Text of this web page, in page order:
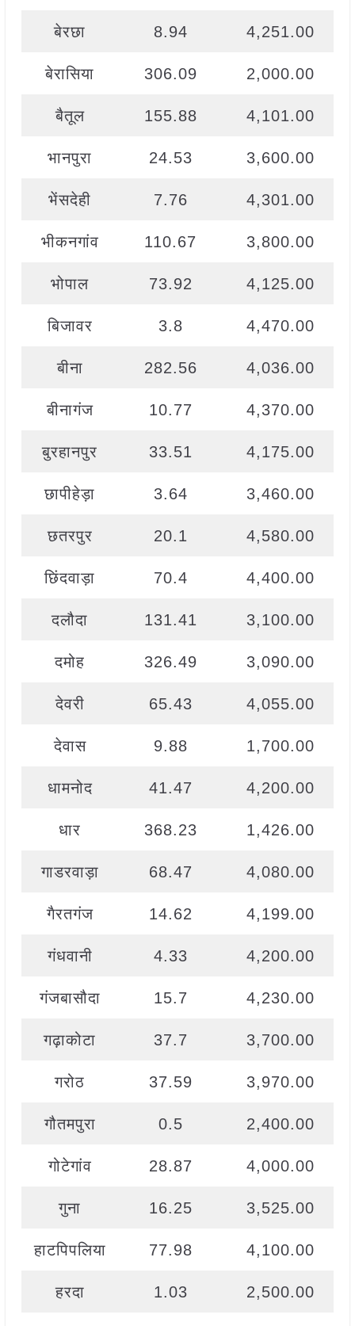
बेरछा 8.94 4,251.00
बेरासिया 306.09 2,000.00
बैतूल 155.88 4,101.00
भानपुरा 24.53 3,600.00
भेंसदेही 7.76 4,301.00
भीकनगांव 110.67 3,800.00
भोपाल 73.92 4,125.00
बिजावर 3.8 4,470.00
बीना 282.56 4,036.00
बीनागंज 10.77 4,370.00
बुरहानपुर 33.51 4,175.00
छापीहेड़ा 3.64 3,460.00
छतरपुर 20.1 4,580.00
छिंदवाड़ा 70.4 4,400.00
दलौदा 131.41 3,100.00
दमोह 326.49 3,090.00
देवरी 65.43 4,055.00
देवास 9.88 1,700.00
धामनोद 41.47 4,200.00
धार 368.23 1,426.00
गाडरवाड़ा 68.47 4,080.00
गैरतगंज 14.62 4,199.00
गंधवानी 4.33 4,200.00
गंजबासौदा 15.7 4,230.00
गढ़ाकोटा 37.7 3,700.00
गरोठ 37.59 3,970.00
गौतमपुरा 0.5 2,400.00
गोटेगांव 28.87 4,000.00
गुना 16.25 3,525.00
हाटपिपलिया 77.98 4,100.00
हरदा 1.03 2,500.00